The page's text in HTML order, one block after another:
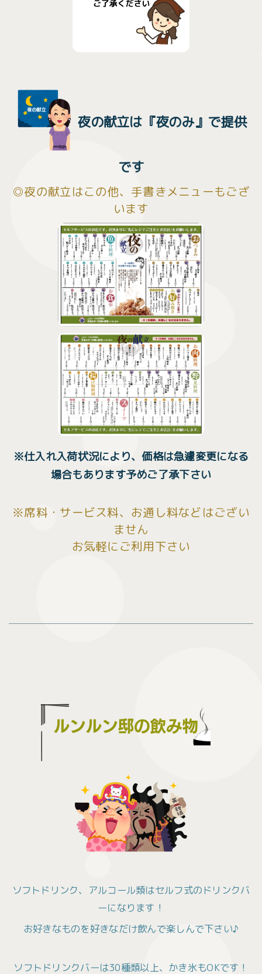
夜の献立は『夜のみ』で提供
です
◎夜の献立はこの他、手書きメニューもござ
います
※仕入れ入荷状況により、価格は急遽変更になる
場合もあります予めご了承下さい
※席料・サービス料、お通し料などはござい
ません
お気軽にご利用下さい
ソフトドリンク、アルコール類はセルフ式のドリンクバ
ーになります！
お好きなものを好きなだけ飲んで楽しんで下さい♪
ソフトドリンクバーは30種類以上、かき氷もOKです！